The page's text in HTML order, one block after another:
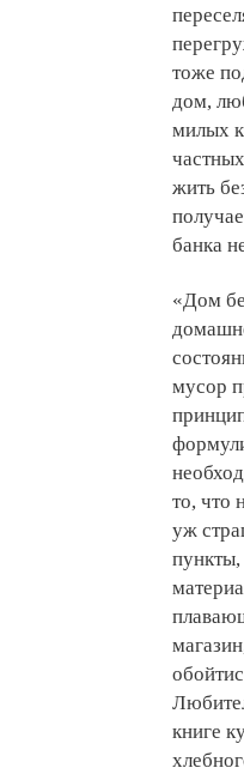
тоже
дом,
милых
жить
банка
«Дом
мусор
то, что
уж
книге